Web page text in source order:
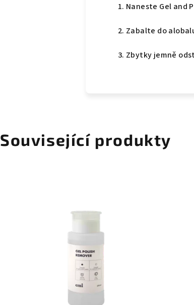
Naneste Gel and
Zabalte do
Zbytky jemně
Související produkty